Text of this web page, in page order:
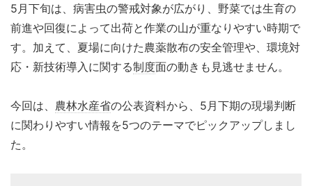
5月下旬は、病害虫の警戒対象が広がり、野菜では生育の
前進や回復によって出荷と作業の山が重なりやすい時期で
す。加えて、夏場に向けた農薬散布の安全管理や、環境対
応・新技術導入に関する制度面の動きも見逃せません。
今回は、 農林水産省の公表資料から、5月下期の現場判断
に関わりやすい情報を5つのテーマでピックアップしまし
た。